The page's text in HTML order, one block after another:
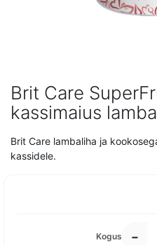
Brit Care
kassimaius
Brit Care lambaliha ja
kassidele.
Kogus −
pildigalerii
algusesse